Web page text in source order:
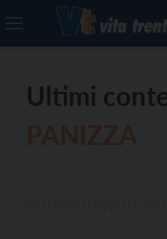
Ultimi